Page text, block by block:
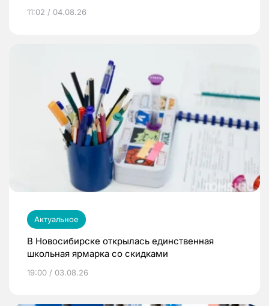
11:02 / 04.08.26
Актуальное
В Новосибирске открылась единственная
школьная ярмарка со скидками
19:00 / 03.08.26